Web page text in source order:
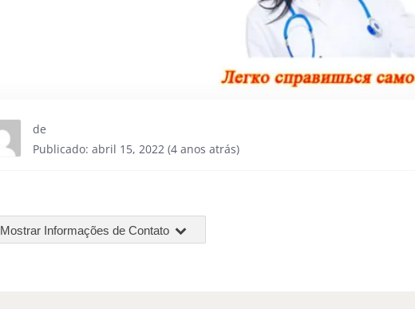
de
Publicado: abril 15, 2022 (4 anos atrás)
Mostrar Informações de Contato